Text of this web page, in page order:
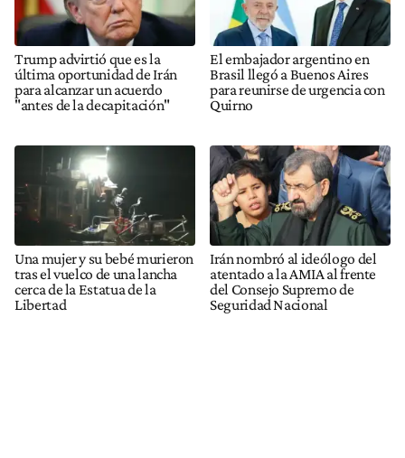
Trump advirtió que es la
última oportunidad de Irán
para alcanzar un acuerdo
"antes de la decapitación"
El embajador argentino en
Brasil llegó a Buenos Aires
para reunirse de urgencia con
Quirno
Una mujer y su bebé murieron
tras el vuelco de una lancha
cerca de la Estatua de la
Libertad
Irán nombró al ideólogo del
atentado a la AMIA al frente
del Consejo Supremo de
Seguridad Nacional